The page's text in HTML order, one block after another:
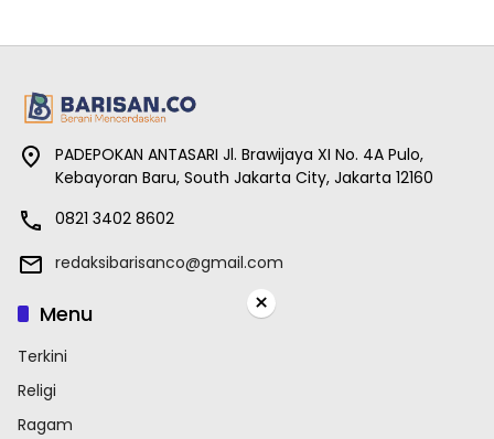
PADEPOKAN ANTASARI Jl. Brawijaya XI No. 4A Pulo,
Kebayoran Baru, South Jakarta City, Jakarta 12160
0821 3402 8602
redaksibarisanco@gmail.com
Menu
Terkini
Religi
Ragam
×